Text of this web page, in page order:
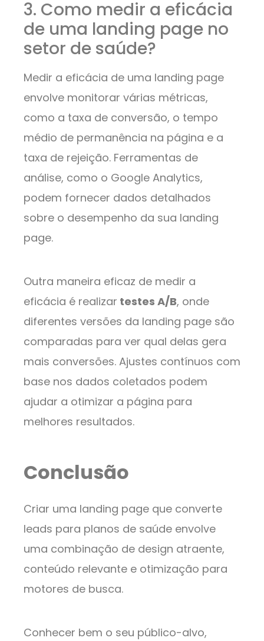
3. Como medir a eficácia
de uma landing page no
setor de saúde?
Medir a eficácia de uma landing page
envolve monitorar várias métricas,
como a taxa de conversão, o tempo
médio de permanência na página e a
taxa de rejeição. Ferramentas de
análise, como o Google Analytics,
podem fornecer dados detalhados
sobre o desempenho da sua landing
page.
Outra maneira eficaz de medir a
eficácia é realizar testes A/B, onde
diferentes versões da landing page são
comparadas para ver qual delas gera
mais conversões. Ajustes contínuos com
base nos dados coletados podem
ajudar a otimizar a página para
melhores resultados.
Conclusão
Criar uma landing page que converte
leads para planos de saúde envolve
uma combinação de design atraente,
conteúdo relevante e otimização para
motores de busca.
Conhecer bem o seu público-alvo,